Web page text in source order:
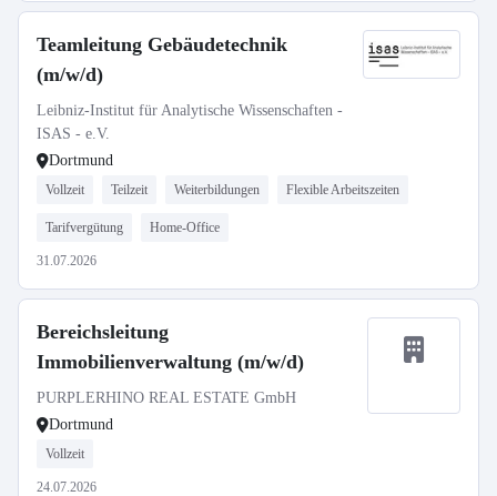
Teamleitung Gebäudetechnik
(m/w/d)
Leibniz-Institut für Analytische Wissenschaften -
ISAS - e.V.
Dortmund
Vollzeit Teilzeit Weiterbildungen Flexible Arbeitszeiten
Tarifvergütung Home-Office
31.07.2026
Bereichsleitung
Immobilienverwaltung (m/w/d)
PURPLERHINO REAL ESTATE GmbH
Dortmund
Vollzeit
24.07.2026